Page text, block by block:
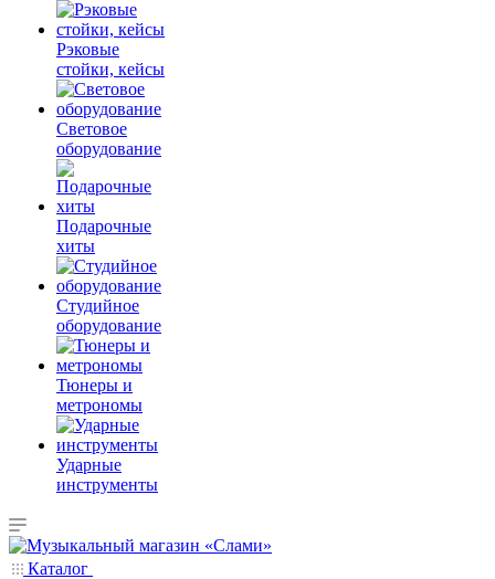
Рэковые
стойки, кейсы
Световое
оборудование
Подарочные
хиты
Студийное
оборудование
Тюнеры и
метрономы
Ударные
инструменты
Каталог